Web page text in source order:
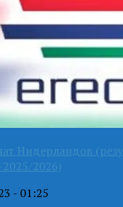
Нидерландов
2026)
- 01:25